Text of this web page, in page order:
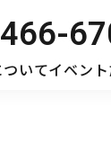
いてイベント